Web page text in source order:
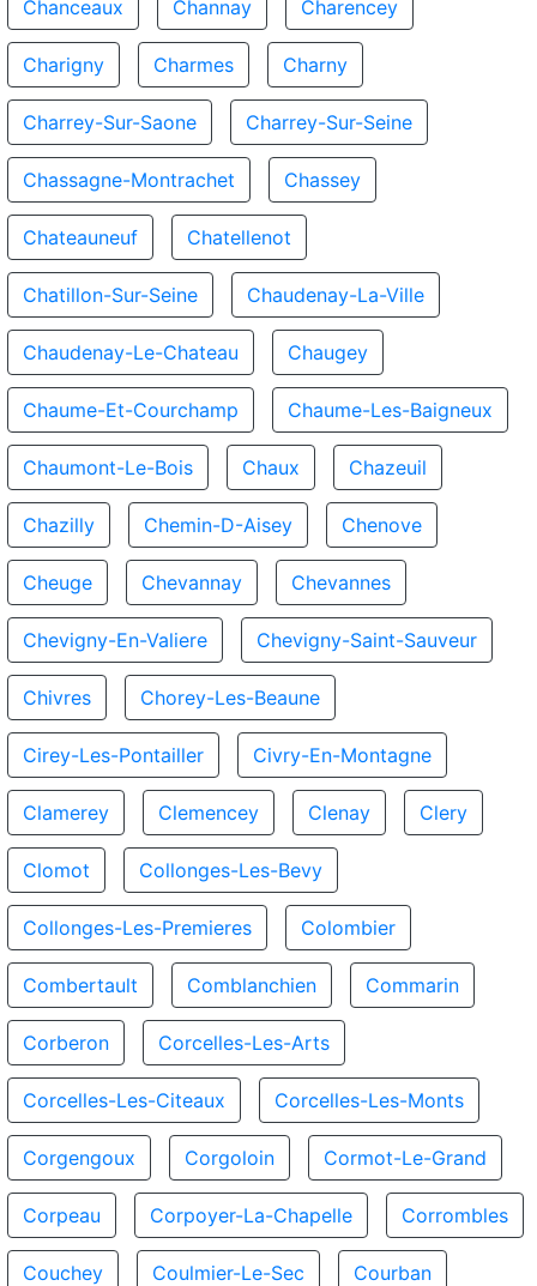
Chanceaux Channay Charencey
Charigny Charmes Charny
Charrey-Sur-Saone Charrey-Sur-Seine
Chassagne-Montrachet Chassey
Chateauneuf Chatellenot
Chatillon-Sur-Seine Chaudenay-La-Ville
Chaudenay-Le-Chateau Chaugey
Chaume-Et-Courchamp Chaume-Les-Baigneux
Chaumont-Le-Bois Chaux Chazeuil
Chazilly Chemin-D-Aisey Chenove
Cheuge Chevannay Chevannes
Chevigny-En-Valiere Chevigny-Saint-Sauveur
Chivres Chorey-Les-Beaune
Cirey-Les-Pontailler Civry-En-Montagne
Clamerey Clemencey Clenay Clery
Clomot Collonges-Les-Bevy
Collonges-Les-Premieres Colombier
Combertault Comblanchien Commarin
Corberon Corcelles-Les-Arts
Corcelles-Les-Citeaux Corcelles-Les-Monts
Corgengoux Corgoloin Cormot-Le-Grand
Corpeau Corpoyer-La-Chapelle Corrombles
Couchey Coulmier-Le-Sec Courban